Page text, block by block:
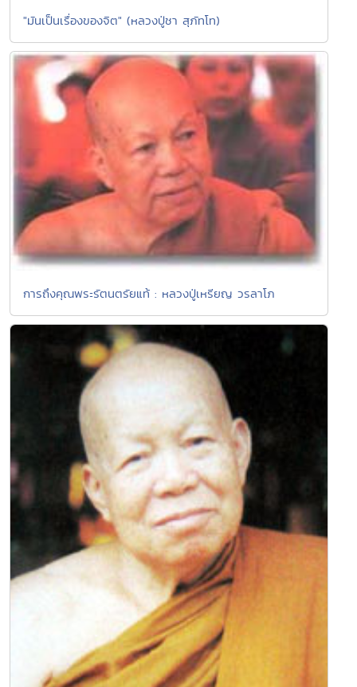
"มันเป็นเรื่องของจิต" (หลวงปู่ชา สุภัทโท)
การถึงคุณพระรัตนตรัยแท้ : หลวงปู่เหรียญ วรลาโภ